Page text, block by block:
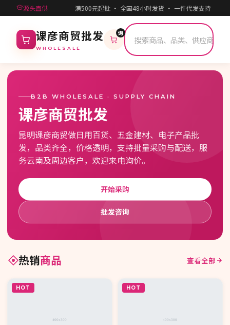
源头直供 满500元起批 · 全国48小时发货 · 一件代发支持 · 大
课彦商贸批发
WHOLESALE
询
B2B WHOLESALE · SUPPLY CHAIN
课彦商贸批发
昆明课彦商贸做日用百货、五金建材、电子产品批
发，品类齐全，价格透明，支持批量采购与配送，服
务云南及周边客户，欢迎来电询价。
开始采购
批发咨询
热销商品 查看全部
HOT HOT